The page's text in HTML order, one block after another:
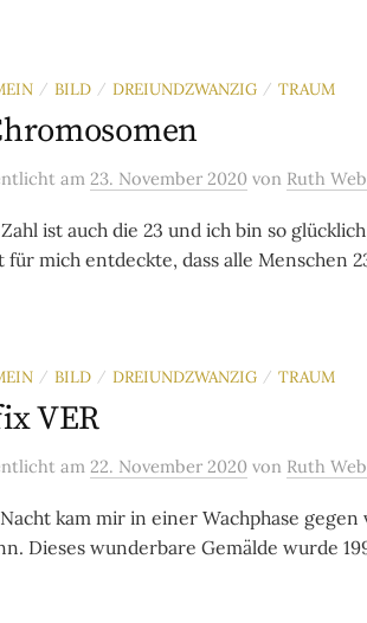
/ BILD / DREIUNDZWANZIG / TRAUM
am 23. November 2020 von Ruth
ist auch die 23 und ich bin so
für mich entdeckte, dass alle Menschen
/ BILD / DREIUNDZWANZIG / TRAUM
VER
am 22. November 2020 von Ruth
kam mir in einer Wachphase
Dieses wunderbare Gemälde wurde